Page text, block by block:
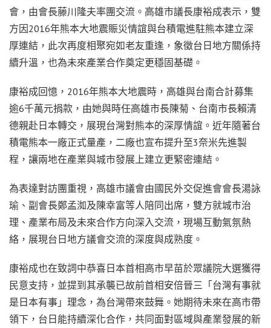
會，由會長藤川隆夫率團交流。高雄市議長康裕成表示，雙
方因2016年熊本大地震賑災情誼與台積電進駐熊本建立深
厚連結，此次再度相聚宛如老友重逢，象徵台日地方關係持
續升溫，也為未來產業合作奠定更穩固基礎。
康裕成回憶，2016年熊本大地震時，高雄與台南合計募集
逾6千萬元捐款，由她與時任高雄市長陳菊、台南市長賴清
德親赴日本轉交，展現台灣對熊本的深厚情誼。近年隨著台
積電熊本一廠正式量產，二廠也宣布提升至3奈米先進製
程，讓兩地在產業與城市發展上建立更緊密連結。
為表達對訪團重視，高雄市議會由國民外交促進會會長湯詠
瑜、副會長鄭孟洳及陳幸富等人陪同出席，雙方就城市治
理、產業布局及未來合作方向深入交流，現場互動氣氛熱
絡，展現台日地方議會交流的深度與成熟度。
康裕成也在致詞中恭喜日本首相高市早苗於眾議院大選獲得
民意支持，並提到其承襲已故前首相安倍晉三「台灣有事就
是日本有事」理念，為台灣帶來鼓舞。她期待未來在高市帶
領下，台日能持續深化合作，共同面對區域與產業發展的新